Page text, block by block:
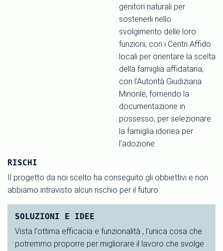
genitori naturali per
sostenerli nello
svolgimento delle loro
funzioni; con i Centri Affido
locali per orientare la scelta
della famiglia affidataria;
con l’Autorità Giudiziaria
Minorile, fornendo la
documentazione in
possesso, per selezionare
la famiglia idonea per
l’adozione.
RISCHI
Il progetto da noi scelto ha conseguito gli obbiettivi e non
abbiamo intravisto alcun rischio per il futuro.
SOLUZIONI E IDEE
Vista l'ottima efficacia e funzionalità , l'unica cosa che
potremmo proporre per migliorare il lavoro che svolge